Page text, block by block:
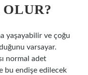
yaşayabilir ve çoğu
varsayar.
normal adet
bu endişe edilecek